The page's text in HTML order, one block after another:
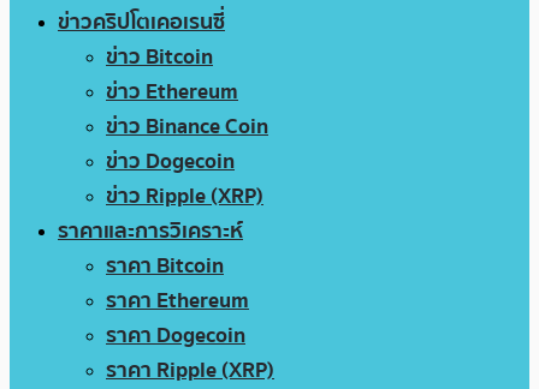
ข่าวคริปโตเคอเรนซี่
ข่าว Bitcoin
ข่าว Ethereum
ข่าว Binance Coin
ข่าว Dogecoin
ข่าว Ripple (XRP)
ราคาและการวิเคราะห์
ราคา Bitcoin
ราคา Ethereum
ราคา Dogecoin
ราคา Ripple (XRP)